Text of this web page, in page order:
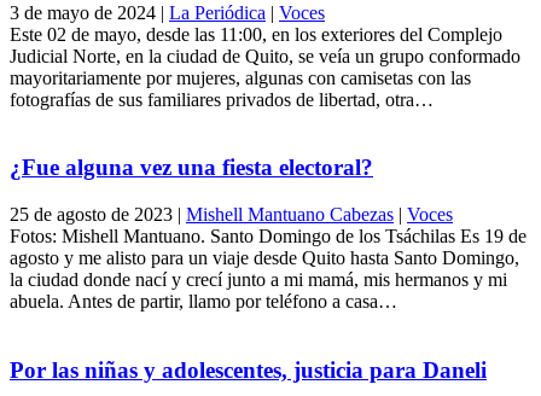
3 de mayo de 2024 | La Periódica | Voces
Este 02 de mayo, desde las 11:00, en los exteriores del Complejo
Judicial Norte, en la ciudad de Quito, se veía un grupo conformado
mayoritariamente por mujeres, algunas con camisetas con las
fotografías de sus familiares privados de libertad, otra…
¿Fue alguna vez una fiesta electoral?
25 de agosto de 2023 | Mishell Mantuano Cabezas | Voces
Fotos: Mishell Mantuano. Santo Domingo de los Tsáchilas Es 19 de
agosto y me alisto para un viaje desde Quito hasta Santo Domingo,
la ciudad donde nací y crecí junto a mi mamá, mis hermanos y mi
abuela. Antes de partir, llamo por teléfono a casa…
Por las niñas y adolescentes, justicia para Daneli